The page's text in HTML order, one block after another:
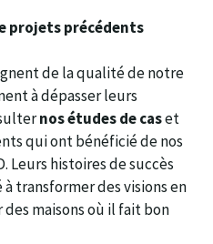
projets précédents
de la qualité de notre
à dépasser leurs
nos études de caset
qui ont bénéficié de nos
Leurs histoires de succès
transformer des visions en
maisons où il fait bon